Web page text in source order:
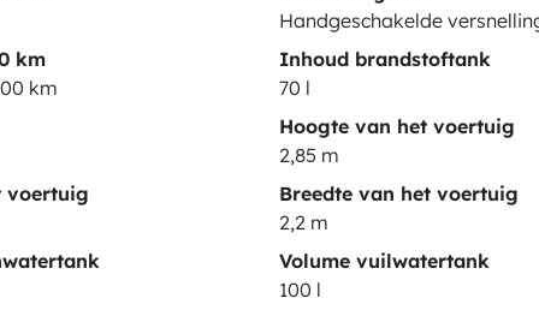
Handgeschakelde
km
km
Inhoud brandstoftank
70 l
Hoogte van het voertuig
2,85 m
voertuig
Breedte van het voertuig
2,2 m
Volume vuilwatertank
100 l
Datum eerste inschrijving